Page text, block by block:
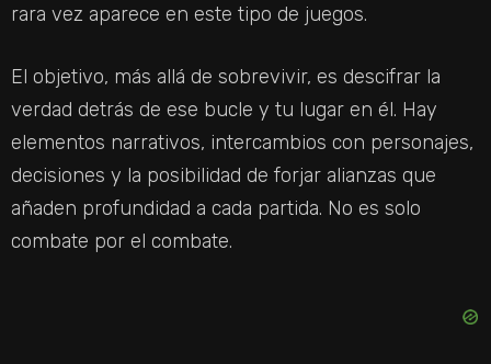
rara vez aparece en este tipo de juegos.
El objetivo, más allá de sobrevivir, es descifrar la
verdad detrás de ese bucle y tu lugar en él. Hay
elementos narrativos, intercambios con personajes,
decisiones y la posibilidad de forjar alianzas que
añaden profundidad a cada partida. No es solo
combate por el combate.